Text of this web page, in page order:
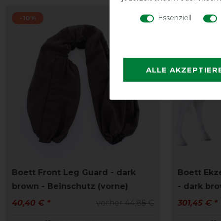
-10%
Boett Front Leg Guard - dark
brown - Beinschutz (vorne)
40,40 € *
-10%
Boett
- dark
301,45 € *
Essenziell
ALLE